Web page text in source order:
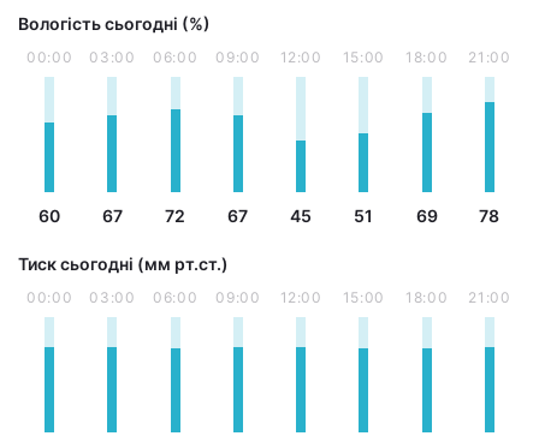
Вологість сьогодні (%)
00:00
60
03:00
67
06:00
72
09:00
67
12:00
45
15:00
51
18:00
69
21:00
78
Тиск сьогодні (мм рт.ст.)
00:00 03:00 06:00 09:00 12:00 15:00 18:00 21:00